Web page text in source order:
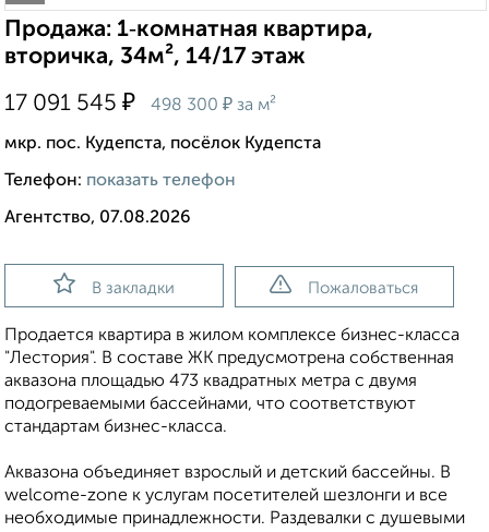
Продажа: 1‑комнатная квартира,
вторичка, 34м², 14/17 этаж
17 091 545 ₽ 498 300 ₽ за м²
мкр. пос. Кудепста, посёлок Кудепста
Телефон: показать телефон
Агентство, 07.08.2026
В закладки Пожаловаться
Продается квартира в жилом комплексе бизнес-класса
"Лестория". В составе ЖК предусмотрена собственная
аквазона площадью 473 квадратных метра с двумя
подогреваемыми бассейнами, что соответствуют
стандартам бизнес-класса.
Аквазона объединяет взрослый и детский бассейны. В
welcome-zone к услугам посетителей шезлонги и все
необходимые принадлежности. Раздевалки с душевыми